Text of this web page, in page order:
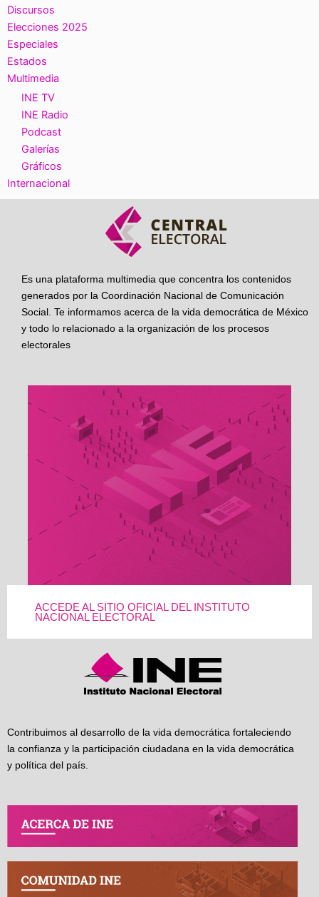
Discursos
Elecciones 2025
Especiales
Estados
Multimedia
INE TV
INE Radio
Podcast
Galerías
Gráficos
Internacional
Es una plataforma multimedia que concentra los contenidos
generados por la Coordinación Nacional de Comunicación
Social. Te informamos acerca de la vida democrática de México
y todo lo relacionado a la organización de los procesos
electorales
ACCEDE AL SITIO OFICIAL DEL INSTITUTO
NACIONAL ELECTORAL
Contribuimos al desarrollo de la vida democrática fortaleciendo
la confianza y la participación ciudadana en la vida democrática
y política del país.